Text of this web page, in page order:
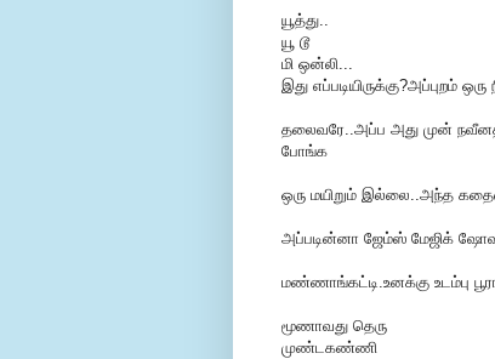
யூத்து..
யூ டூ
மி ஒன்லி...
இது எப்படியிருக்கு?அப்புறம்
தலைவரே..அப்ப அது முன்
போங்க
ஒரு மயிறும் இல்லை..அந்த
அப்படின்னா ஜேம்ஸ் மேஜிக்
மண்ணாங்கட்டி.உனக்கு உடம்பு
மூணாவது தெரு
முண்டகண்ணி